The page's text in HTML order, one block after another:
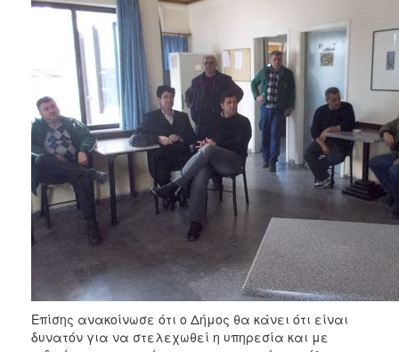
Επίσης ανακοίνωσε ότι ο Δήμος θα κάνει ότι είναι
δυνατόν για να στελεχωθεί η υπηρεσία και με